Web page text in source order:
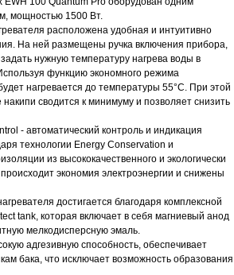
мощностью 1500 Вт.
расположена удобная и интуитивно
На ней размещены ручка включения прибора,
нужную температуру нагрева воды в
функцию экономного режима
нагревается до температуры 55°С. При этой
сводится к минимуму и позволяет снизить
- автоматический контроль и индикация
технологии Energy Conservation и
из высококачественного и экологически
экономия электроэнергии и снижены
достигается благодаря комплексной
tank, которая включает в себя магниевый анод
мелкодисперсную эмаль.
адгезивную способность, обеспечивает
бака, что исключает возможность образования